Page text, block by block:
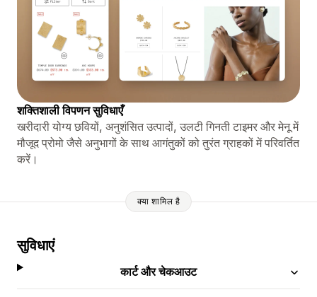
शक्तिशाली विपणन सुविधाएँ
खरीदारी योग्य छवियों, अनुशंसित उत्पादों, उलटी गिनती टाइमर और मेनू में
मौजूद प्रोमो जैसे अनुभागों के साथ आगंतुकों को तुरंत ग्राहकों में परिवर्तित
करें।
क्या शामिल है
सुविधाएं
कार्ट और चेकआउट